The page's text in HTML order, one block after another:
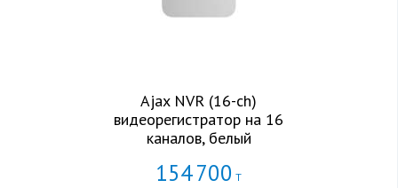
Ajax NVR (16-ch)
видеорегистратор на 16
каналов, белый
154700 Т